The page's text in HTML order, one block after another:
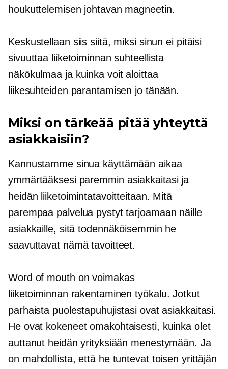
houkuttelemisen johtavan magneetin.
Keskustellaan siis siitä, miksi sinun ei pitäisi
sivuuttaa liiketoiminnan suhteellista
näkökulmaa ja kuinka voit aloittaa
liikesuhteiden parantamisen jo tänään.
Miksi on tärkeää pitää yhteyttä
asiakkaisiin?
Kannustamme sinua käyttämään aikaa
ymmärtääksesi paremmin asiakkaitasi ja
heidän liiketoimintatavoitteitaan. Mitä
parempaa palvelua pystyt tarjoamaan näille
asiakkaille, sitä todennäköisemmin he
saavuttavat nämä tavoitteet.
Word of mouth on voimakas
liiketoiminnan rakentaminen työkalu. Jotkut
parhaista puolestapuhujistasi ovat asiakkaitasi.
He ovat kokeneet omakohtaisesti, kuinka olet
auttanut heidän yrityksiään menestymään. Ja
on mahdollista, että he tuntevat toisen yrittäjän